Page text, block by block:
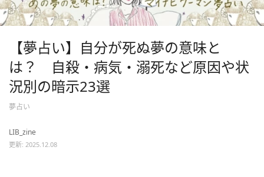
【夢占い】自分が死ぬ夢の意味と
は？ 自殺・病気・溺死など原因や状
況別の暗示23選
夢占い
LIB_zine
更新: 2025.12.08